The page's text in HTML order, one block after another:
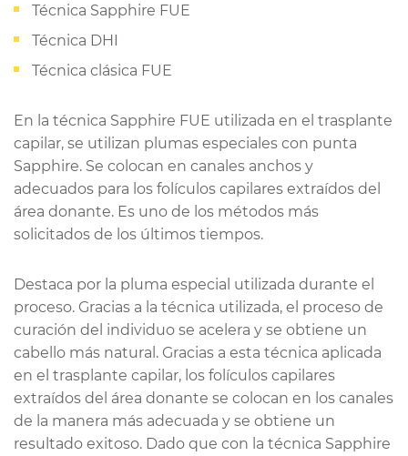
Técnica Sapphire FUE
Técnica DHI
Técnica clásica FUE
En la técnica Sapphire FUE utilizada en el trasplante
capilar, se utilizan plumas especiales con punta
Sapphire. Se colocan en canales anchos y
adecuados para los folículos capilares extraídos del
área donante. Es uno de los métodos más
solicitados de los últimos tiempos.
Destaca por la pluma especial utilizada durante el
proceso. Gracias a la técnica utilizada, el proceso de
curación del individuo se acelera y se obtiene un
cabello más natural. Gracias a esta técnica aplicada
en el trasplante capilar, los folículos capilares
extraídos del área donante se colocan en los canales
de la manera más adecuada y se obtiene un
resultado exitoso. Dado que con la técnica Sapphire